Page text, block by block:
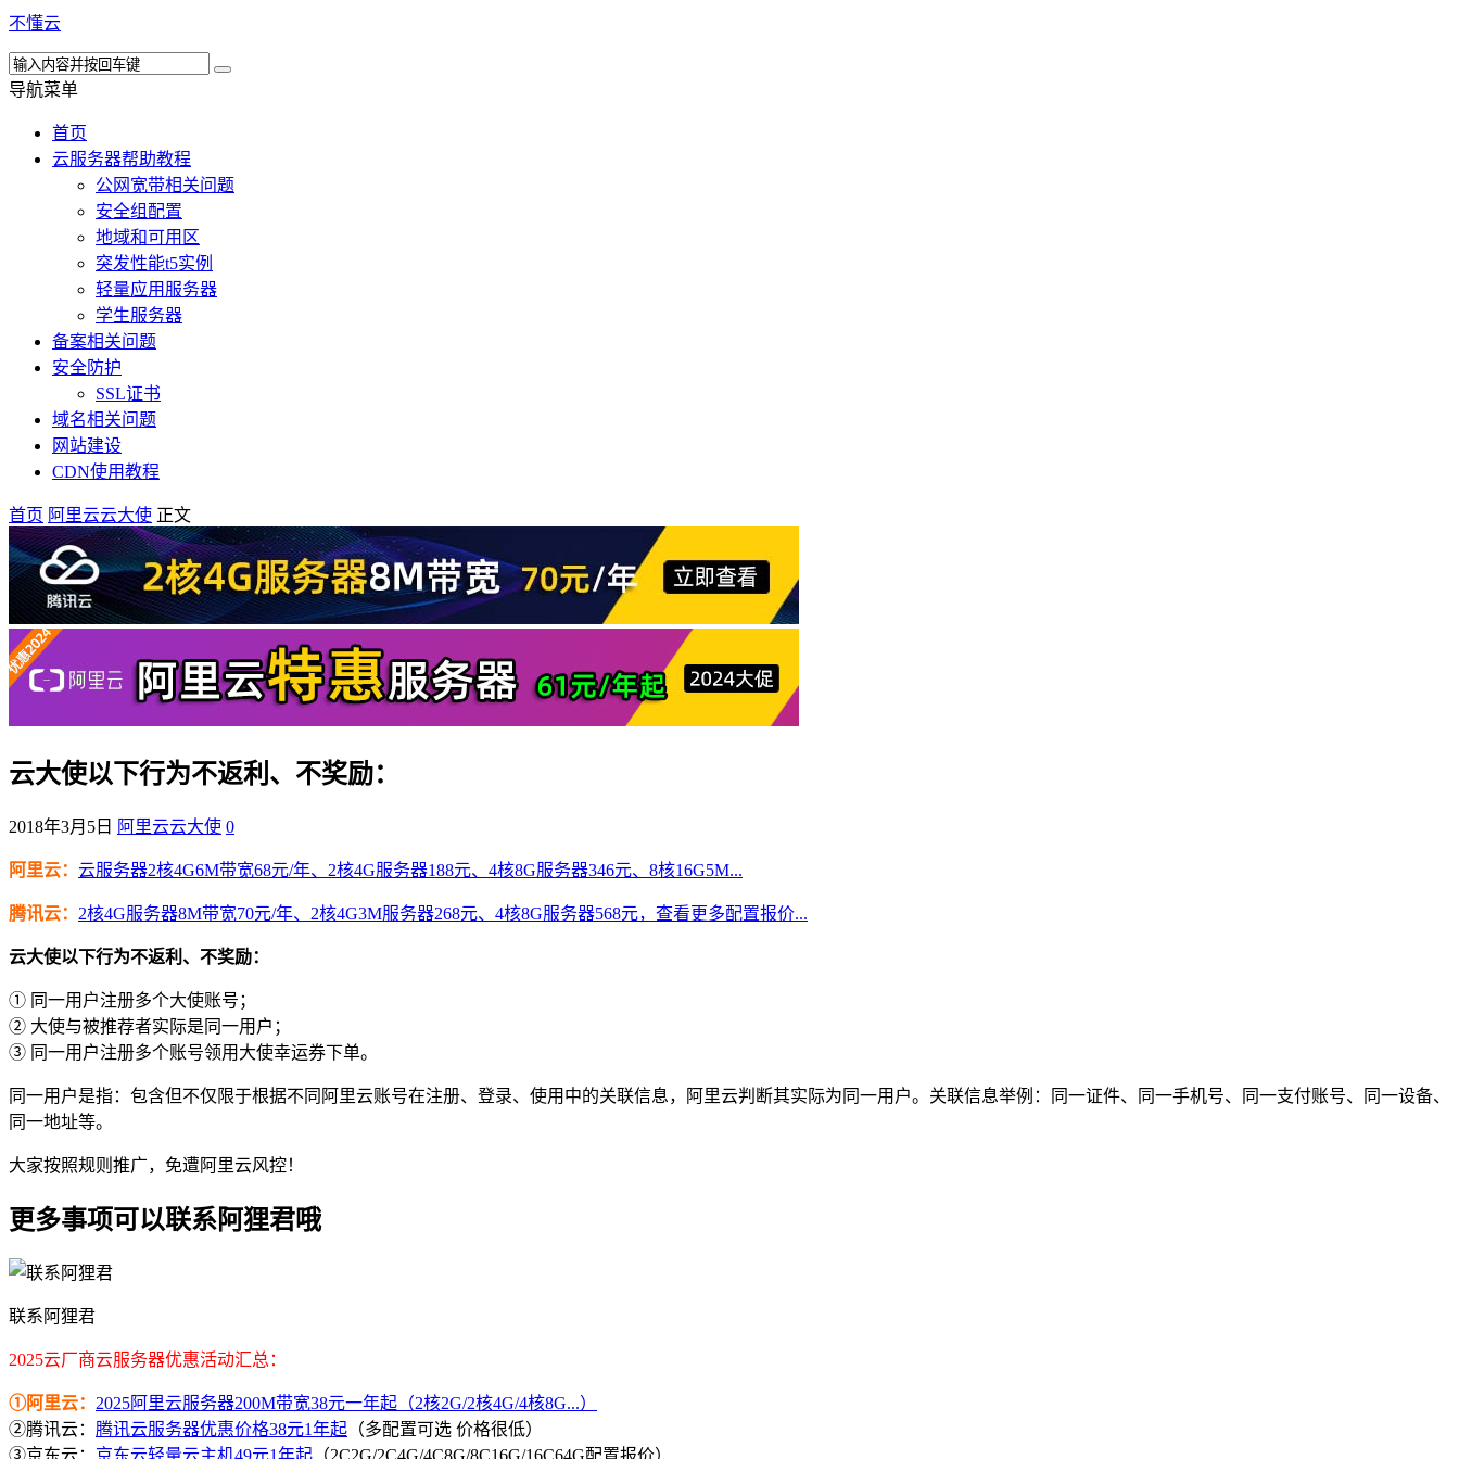
不懂云
导航菜单
首页
云服务器帮助教程
公网宽带相关问题
安全组配置
地域和可用区
突发性能t5实例
轻量应用服务器
学生服务器
备案相关问题
安全防护
SSL证书
域名相关问题
网站建设
CDN使用教程
首页 阿里云云大使 正文
云大使以下行为不返利、不奖励：
2018年3月5日 阿里云云大使 0
阿里云： 云服务器2核4G6M带宽68元/年、2核4G服务器188元、4核8G服务器346元、8核16G5M...
腾讯云： 2核4G服务器8M带宽70元/年、2核4G3M服务器268元、4核8G服务器568元，查看更多配置报价...
云大使以下行为不返利、不奖励：
① 同一用户注册多个大使账号；
② 大使与被推荐者实际是同一用户；
③ 同一用户注册多个账号领用大使幸运券下单。
同一用户是指：包含但不仅限于根据不同阿里云账号在注册、登录、使用中的关联信息，阿里云判断其实际为同一用户。关联信息举例：同一证件、同一手机号、同一支付账号、同一设备、
同一地址等。
大家按照规则推广，免遭阿里云风控！
更多事项可以联系阿狸君哦
联系阿狸君
2025云厂商云服务器优惠活动汇总：
①阿里云： 2025阿里云服务器200M带宽38元一年起（2核2G/2核4G/4核8G...）
②腾讯云： 腾讯云服务器优惠价格38元1年起 （多配置可选 价格很低）
③京东云： 京东云轻量云主机49元1年起 （2C2G/2C4G/4C8G/8C16G/16C64G配置报价）